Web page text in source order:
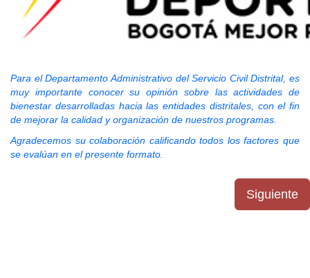
Para el Departamento Administrativo del Servicio Civil Distrital, es
muy importante conocer su opinión sobre las actividades de
bienestar desarrolladas hacia las entidades distritales, con el fin
de mejorar la calidad y organización de nuestros programas.
Agradecemos su colaboración calificando todos los factores que
se evalúan en el presente formato.
Siguiente